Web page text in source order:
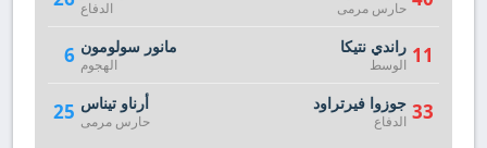
الدفاع
6 مانور سولومون
الهجوم
25 أرناو تيناس
حارس مرمى
حارس مرمى
11 راندي نتيكا
الوسط
33 جوزوا فيرتراود
الدفاع